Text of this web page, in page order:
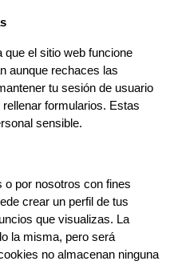
el sitio web funcione
aunque rechaces las
tu sesión de usuario
formularios. Estas
sensible.
por nosotros con fines
crear un perfil de tus
que visualizas. La
la misma, pero será
no almacenan ninguna